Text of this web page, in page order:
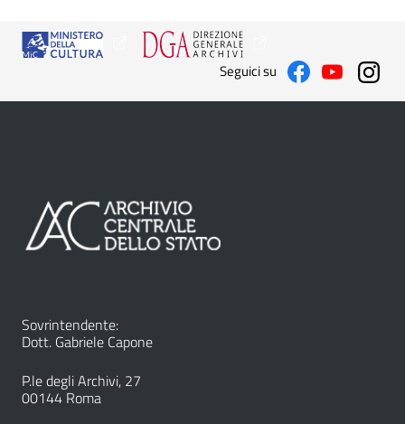
Seguici su
Sovrintendente:
Dott. Gabriele Capone
P.le degli Archivi, 27
00144 Roma